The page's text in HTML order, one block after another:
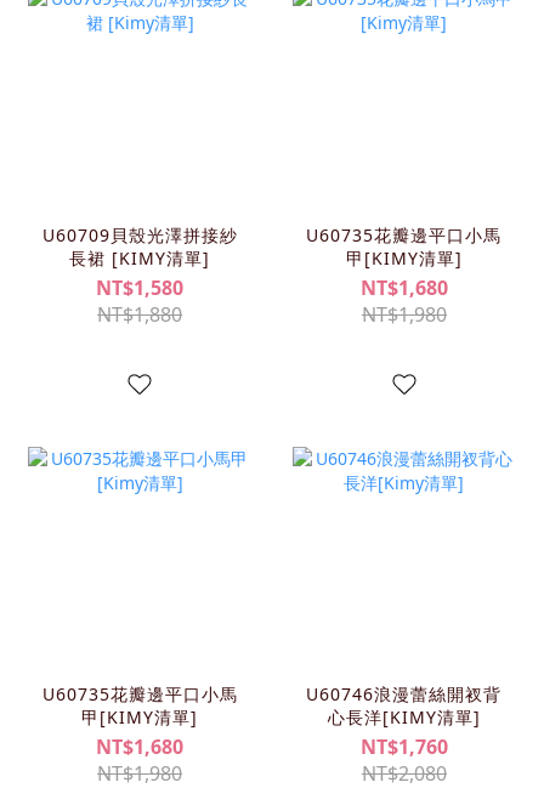
U60709貝殼光澤拼接紗
長裙 [KIMY清單]
NT$1,580
NT$1,880
U60735花瓣邊平口小馬
甲[KIMY清單]
NT$1,680
NT$1,980
U60735花瓣邊平口小馬
甲[KIMY清單]
NT$1,680
NT$1,980
U60746浪漫蕾絲開衩背
心長洋[KIMY清單]
NT$1,760
NT$2,080